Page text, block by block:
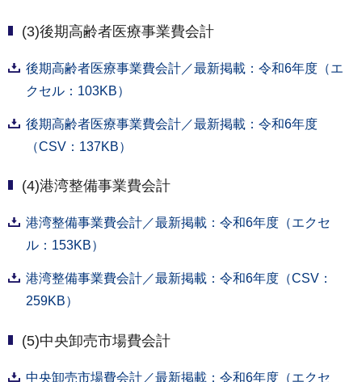
(3)後期高齢者医療事業費会計
後期高齢者医療事業費会計／最新掲載：令和6年度（エ
クセル：103KB）
後期高齢者医療事業費会計／最新掲載：令和6年度
（CSV：137KB）
(4)港湾整備事業費会計
港湾整備事業費会計／最新掲載：令和6年度（エクセ
ル：153KB）
港湾整備事業費会計／最新掲載：令和6年度（CSV：
259KB）
(5)中央卸売市場費会計
中央卸売市場費会計／最新掲載：令和6年度（エクセ